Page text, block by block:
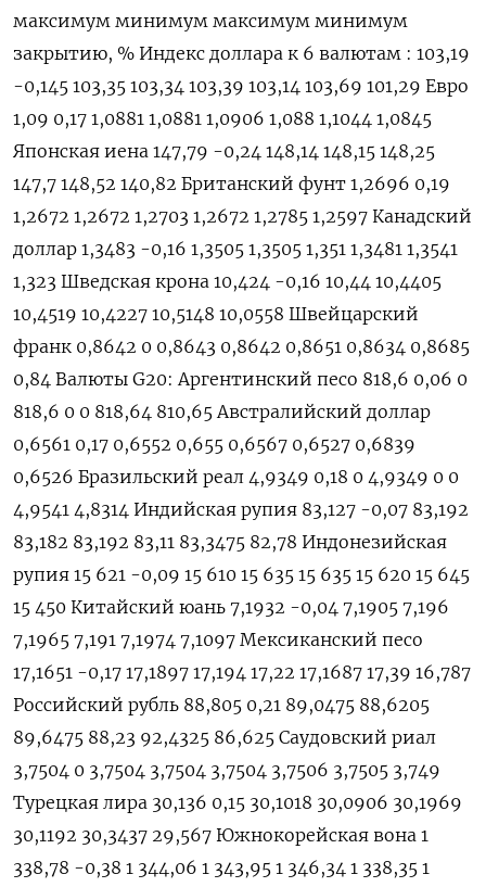
максимум минимум максимум минимум
закрытию, % Индекс доллара к 6 валютам : 103,19
-0,145 103,35 103,34 103,39 103,14 103,69 101,29 Евро
1,09 0,17 1,0881 1,0881 1,0906 1,088 1,1044 1,0845
Японская иена 147,79 -0,24 148,14 148,15 148,25
147,7 148,52 140,82 Британский фунт 1,2696 0,19
1,2672 1,2672 1,2703 1,2672 1,2785 1,2597 Канадский
доллар 1,3483 -0,16 1,3505 1,3505 1,351 1,3481 1,3541
1,323 Шведская крона 10,424 -0,16 10,44 10,4405
10,4519 10,4227 10,5148 10,0558 Швейцарский
франк 0,8642 0 0,8643 0,8642 0,8651 0,8634 0,8685
0,84 Валюты G20: Аргентинский песо 818,6 0,06 0
818,6 0 0 818,64 810,65 Австралийский доллар
0,6561 0,17 0,6552 0,655 0,6567 0,6527 0,6839
0,6526 Бразильский реал 4,9349 0,18 0 4,9349 0 0
4,9541 4,8314 Индийская рупия 83,127 -0,07 83,192
83,182 83,192 83,11 83,3475 82,78 Индонезийская
рупия 15 621 -0,09 15 610 15 635 15 635 15 620 15 645
15 450 Китайский юань 7,1932 -0,04 7,1905 7,196
7,1965 7,191 7,1974 7,1097 Мексиканский песо
17,1651 -0,17 17,1897 17,194 17,22 17,1687 17,39 16,787
Российский рубль 88,805 0,21 89,0475 88,6205
89,6475 88,23 92,4325 86,625 Саудовский риал
3,7504 0 3,7504 3,7504 3,7504 3,7506 3,7505 3,749
Турецкая лира 30,136 0,15 30,1018 30,0906 30,1969
30,1192 30,3437 29,567 Южнокорейская вона 1
338,78 -0,38 1 344,06 1 343,95 1 346,34 1 338,35 1